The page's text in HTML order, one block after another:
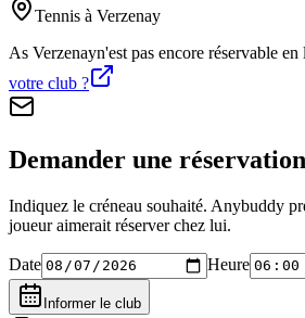
Tennis à Verzenay
As Verzenayn'est pas encore réservable
votre club ?
Demander une réservation
Indiquez le créneau souhaité. Anybuddy
joueur aimerait réserver chez lui.
Date Heure
Informer le club